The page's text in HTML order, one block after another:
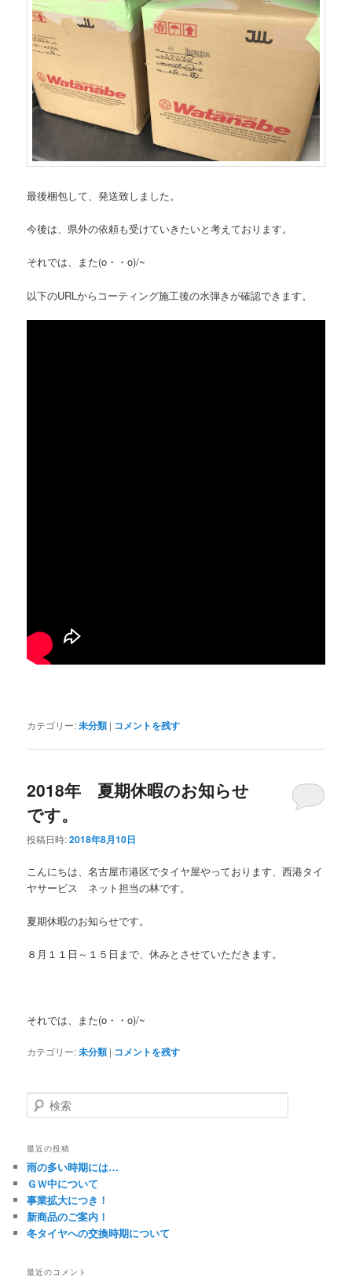
最後梱包して、発送致しました。
今後は、県外の依頼も受けていきたいと考えております。
それでは、また(o・・o)/~
以下のURLからコーティング施工後の水弾きが確認できます。
カテゴリー:未分類 | コメントを残す
2018年 夏期休暇のお知らせ
です。
投稿日時:2018年8月10日
こんにちは、名古屋市港区でタイヤ屋やっております、西港タイ
ヤサービス ネット担当の林です。
夏期休暇のお知らせです。
８月１１日～１５日まで、休みとさせていただきます。
それでは、また(o・・o)/~
カテゴリー:未分類 | コメントを残す
検
索
最近の投稿
雨の多い時期には…
ＧＷ中について
事業拡大につき！
新商品のご案内！
冬タイヤへの交換時期について
最近のコメント